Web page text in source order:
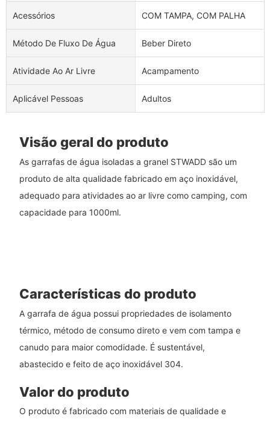
Acessórios COM TAMPA, COM PALHA
Método De Fluxo De Água Beber Direto
Atividade Ao Ar Livre Acampamento
Aplicável Pessoas Adultos
Visão geral do produto
As garrafas de água isoladas a granel STWADD são um
produto de alta qualidade fabricado em aço inoxidável,
adequado para atividades ao ar livre como camping, com
capacidade para 1000ml.
Características do produto
A garrafa de água possui propriedades de isolamento
térmico, método de consumo direto e vem com tampa e
canudo para maior comodidade. É sustentável,
abastecido e feito de aço inoxidável 304.
Valor do produto
O produto é fabricado com materiais de qualidade e